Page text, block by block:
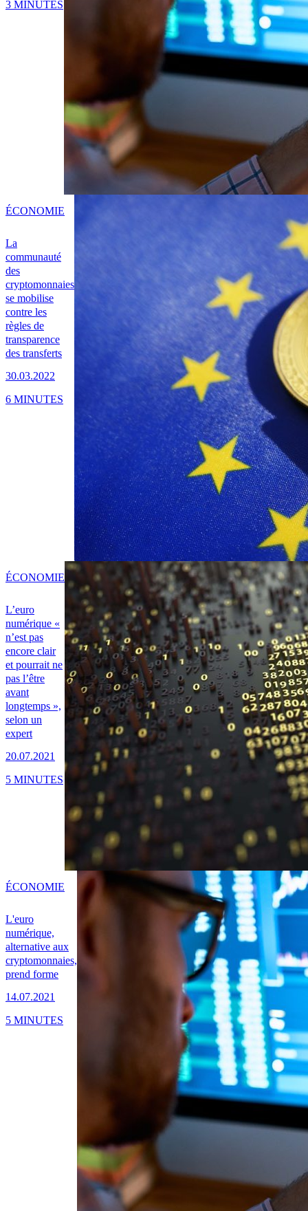
3 MINUTES
La
communauté
des
cryptomonnaies
se mobilise
contre les
règles de
transparence
des transferts
30.03.2022
ÉCONOMIE
6 MINUTES
L’euro
numérique «
n’est pas
encore clair
et pourrait ne
pas l’être
avant
longtemps »,
selon un
expert
20.07.2021
ÉCONOMIE
5 MINUTES
L'euro
numérique,
alternative aux
cryptomonnaies,
prend forme
14.07.2021
ÉCONOMIE
5 MINUTES